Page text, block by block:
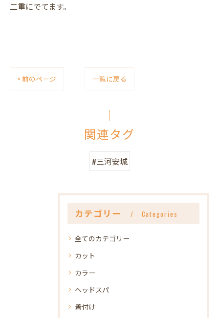
二重にでてます。
< 前のページ 一覧に戻る
関連タグ
#三河安城
カテゴリー Categories
全てのカテゴリー
カット
カラー
ヘッドスパ
着付け